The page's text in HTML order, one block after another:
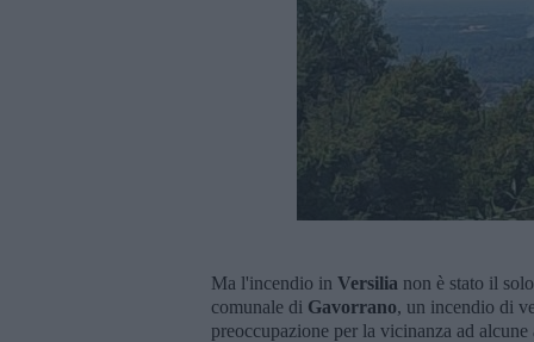
Ma l'incendio in Versilia non è stato il
comunale di Gavorrano, un incendio di
preoccupazione per la vicinanza ad alcune